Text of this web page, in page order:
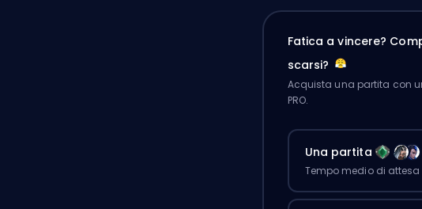
Fatica a vincere?
scarsi?
Acquista una partita con
PRO.
Una partita
Tempo medio di attesa